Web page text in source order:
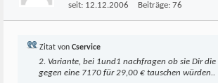
seit: 12.12.2006 Beiträge: 76
Zitat von Cservice
2. Variante, bei 1und1 nachfragen ob sie Dir die
gegen eine 7170 für 29,00 € tauschen würden..